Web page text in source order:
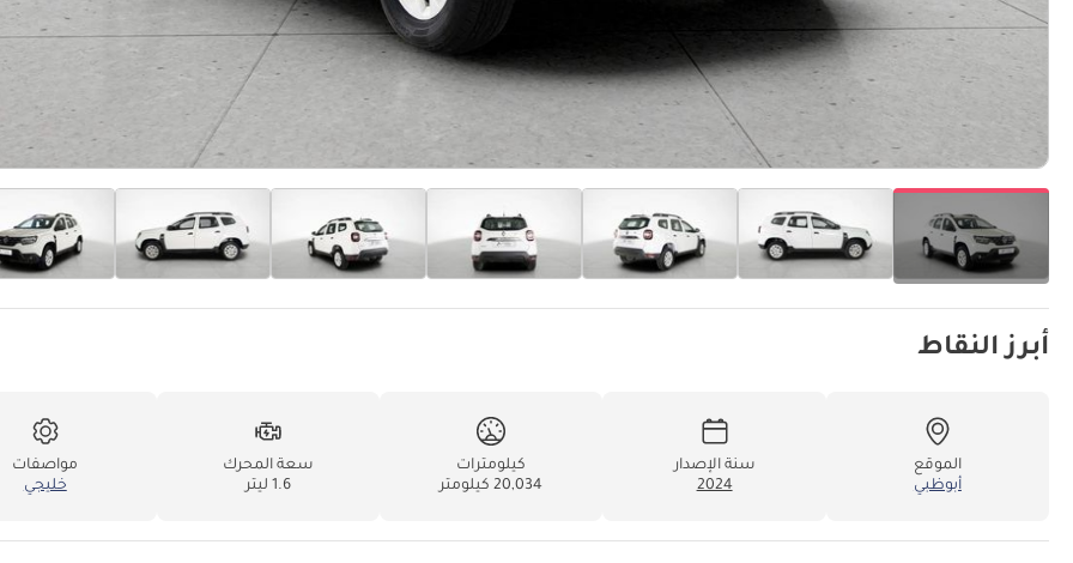
أبرز النقاط
الموقع
أبوظبي
سنة الإصدار
2024
كيلومترات
20,034 كيلومتر
سعة المحرك
1.6 ليتر
مواصفات
خليجي